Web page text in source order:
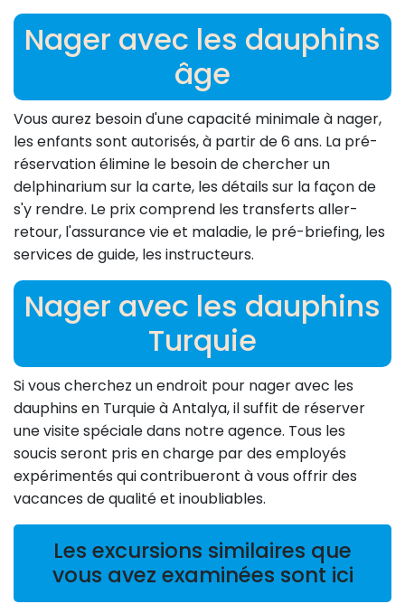
Nager avec les dauphins
âge
Vous aurez besoin d'une capacité minimale à nager,
les enfants sont autorisés, à partir de 6 ans. La pré-
réservation élimine le besoin de chercher un
delphinarium sur la carte, les détails sur la façon de
s'y rendre. Le prix comprend les transferts aller-
retour, l'assurance vie et maladie, le pré-briefing, les
services de guide, les instructeurs.
Nager avec les dauphins
Turquie
Si vous cherchez un endroit pour nager avec les
dauphins en Turquie à Antalya, il suffit de réserver
une visite spéciale dans notre agence. Tous les
soucis seront pris en charge par des employés
expérimentés qui contribueront à vous offrir des
vacances de qualité et inoubliables.
Les excursions similaires que
vous avez examinées sont ici